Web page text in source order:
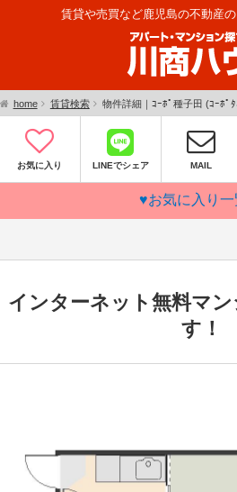
賃貸や売買など鹿児島の不動産
home 賃貸検索 物件詳細｜ｺｰﾎﾟ種子田 (ｺｰﾎﾟ
お気に入り LINEでシェア MAIL
♥お気に入り一
インターネット無料マ
す！